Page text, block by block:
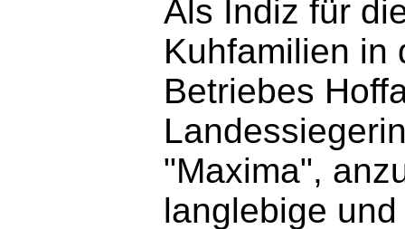
Als Indiz für
Kuhfamilien in
Betriebes
"Maxima",
langlebige